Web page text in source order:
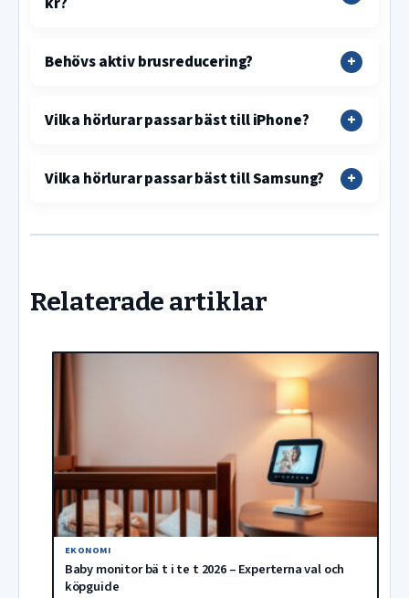
Behövs aktiv brusreducering?
Vilka hörlurar passar bäst till iPhone?
Vilka hörlurar passar bäst till Samsung?
Relaterade artiklar
EKONOMI
Baby monitor bä t i te t 2026 – Experterna val och
köpguide